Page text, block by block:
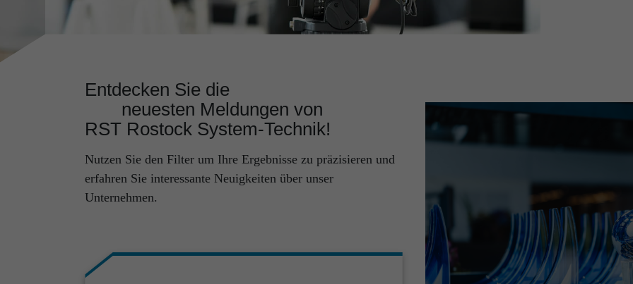
Entde­cken Sie die
neuesten Meldungen von
RST Rostock System-Technik!
Nutzen Sie den Filter um Ihre Ergebnisse zu präzisieren und
erfahren Sie interessante Neuigkeiten über unser
Unternehmen.